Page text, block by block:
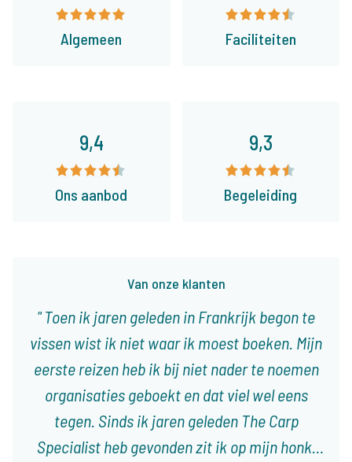
Algemeen Faciliteiten
Van onze klanten
Toen ik jaren geleden in Frankrijk begon te
vissen wist ik niet waar ik moest boeken. Mijn
eerste reizen heb ik bij niet nader te noemen
organisaties geboekt en dat viel wel eens
tegen. Sinds ik jaren geleden The Carp
Specialist heb gevonden zit ik op mijn honk,
9,4
Ons aanbod
9,3
Begeleiding